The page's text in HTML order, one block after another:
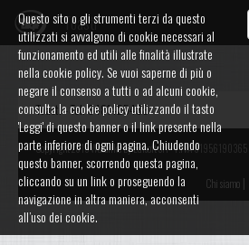
Toasti
Toasti - Tel. 3481425488
Copyright 2015 Watalike by Edisoft Srl - P.IVA 01956190365
Chi siamo |
Questo sito o gli strumenti terzi da questo
utilizzati si avvalgono di cookie necessari al
funzionamento ed utili alle finalità illustrate
nella cookie policy. Se vuoi saperne di più o
negare il consenso a tutti o ad alcuni cookie,
consulta la cookie policy utilizzando il tasto
'Leggi' di questo banner o il link presente nella
parte inferiore di ogni pagina. Chiudendo
questo banner, scorrendo questa pagina,
cliccando su un link o proseguendo la
navigazione in altra maniera, acconsenti
all’uso dei cookie.